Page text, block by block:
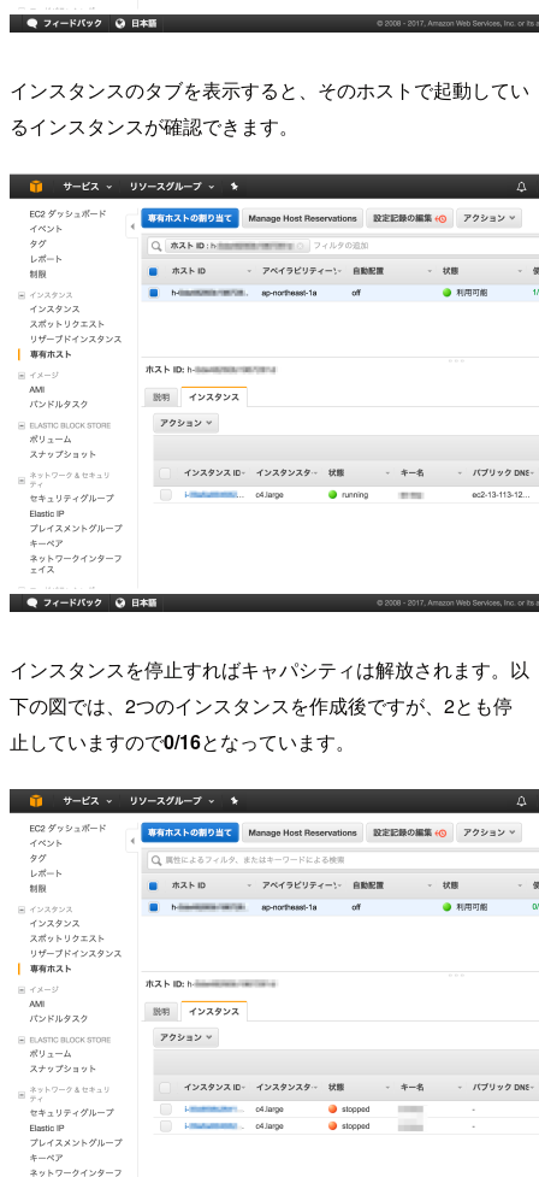
インスタンスのタブを表示すると、そのホストで起動してい
るインスタンスが確認できます。
インスタンスを停止すればキャパシティは解放されます。以
下の図では、2つのインスタンスを作成後ですが、2とも停
止していますので0/16となっています。